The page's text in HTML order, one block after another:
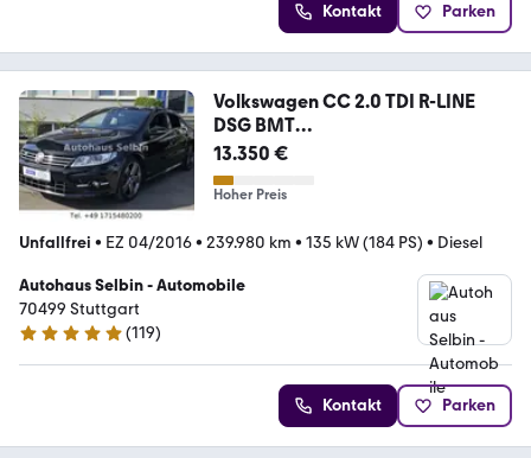
Kontakt Parken
Volkswagen CC 2.0 TDI R-LINE
DSG BMT
NAVI*XENON*LEDER*PANO
13.350 €
Hoher Preis
Unfallfrei • EZ 04/2016• 239.980 km • 135 kW (184 PS) • Diesel
Autohaus Selbin - Automobile
70499 Stuttgart
4.9 Sterne
(119)
Kontakt Parken